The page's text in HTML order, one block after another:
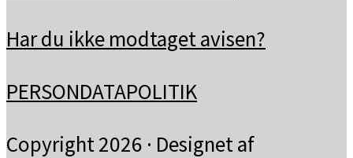
Har du ikke modtaget avisen?
PERSONDATAPOLITIK
Copyright 2026 · Designet af